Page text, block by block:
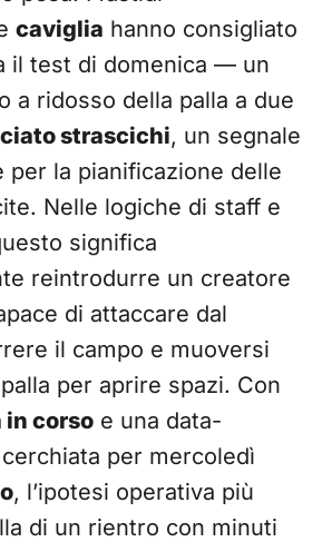
caviglia hanno consigliato
il test di domenica — un
a ridosso della palla a due
strascichi, un segnale
per la pianificazione delle
Nelle logiche di staff e
significa
reintrodurre un creatore
di attaccare dal
il campo e muoversi
per aprire spazi. Con
corso e una data-
per mercoledì
, l’ipotesi operativa più
di un rientro con minuti